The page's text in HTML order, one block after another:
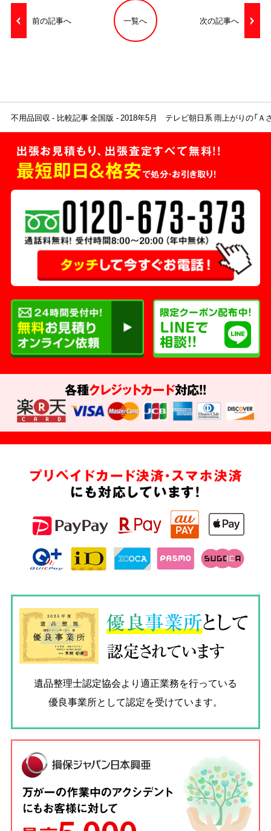
前の記事へ 一覧へ 次の記事へ
不用品回収 比較記事 全国版 2018年5月 テレビ朝日系 雨上がりの「Ａ
出張お見積もり、出張査定すべて無料!!
最短即日＆格安で処分・お引き取り！
各種クレジットカード対応!!
プリペイドカード決済・スマホ決済
にも対応しています!
優良事業所として
認定されています
遺品整理士認定協会より適正業務を行っている
優良事業所として認定を受けています。